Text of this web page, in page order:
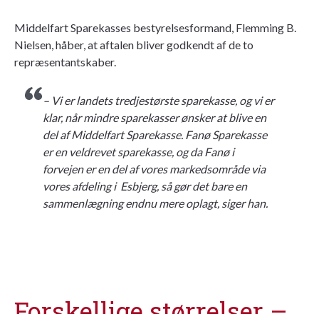
Middelfart Sparekasses bestyrelsesformand, Flemming B.
Nielsen, håber, at aftalen bliver godkendt af de to
repræsentantskaber.
– Vi er landets tredjestørste sparekasse, og vi er
klar, når mindre sparekasser ønsker at blive en
del af Middelfart Sparekasse. Fanø Sparekasse
er en veldrevet sparekasse, og da Fanø i
forvejen er en del af vores markedsområde via
vores afdeling i Esbjerg, så gør det bare en
sammenlægning endnu mere oplagt, siger han.